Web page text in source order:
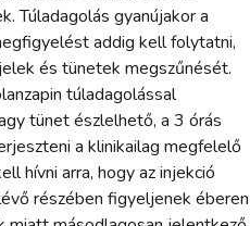
Túladagolás gyanújakor a
addig kell folytatni,
és tünetek megszűnését.
túladagolással
tünet észlelhető, a 3 órás
a klinikailag megfelelő
hívni arra, hogy az injekció
részében figyeljenek éberen